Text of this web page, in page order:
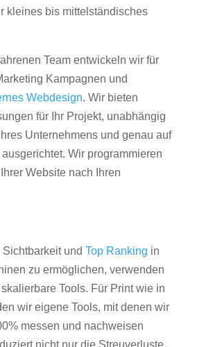
kleines bis mittelständisches
Team entwickeln wir für
Kampagnen und
Webdesign. Wir bieten
für Ihr Projekt, unabhängig
Unternehmens und genau auf
ausgerichtet. Wir programmieren
Website nach Ihren
und Top Ranking in
zu ermöglichen, verwenden
Tools. Für Print wie in
wir eigene Tools, mit denen wir
messen und nachweisen
nicht nur die Streuverluste,